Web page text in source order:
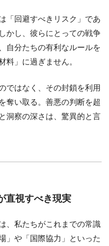
「回避すべきリスク」であ
かし、彼らにとっての戦争
自分たちの有利なルールを
料」に過ぎません。
ではなく、その封鎖を利用
奪い取る。善悪の判断を超
洞察の深さは、驚異的と言
直視すべき現実
、私たちがこれまでの常識
」や「国際協力」といった